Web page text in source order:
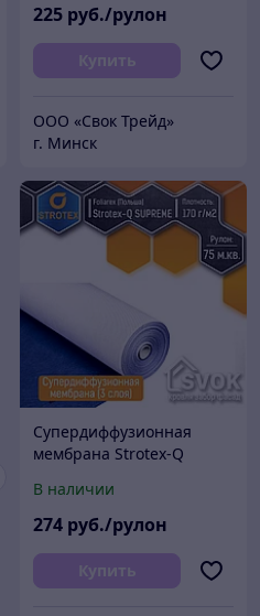
225 руб./рулон
Купить
ООО «Свок Трейд»
г. Минск
Супердиффузионная
мембрана Strotex-Q
Польша)
В наличии
274 руб./рулон
Купить